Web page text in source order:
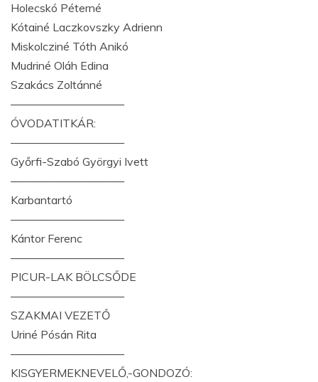
Holecskó Péterné
Kótainé Laczkovszky Adrienn
Miskolcziné Tóth Anikó
Mudriné Oláh Edina
Szakács Zoltánné
——————————
ÓVODATITKÁR:
——————————
Győrfi-Szabó Györgyi Ivett
——————————
Karbantartó
——————————
Kántor Ferenc
——————————
PICUR-LAK BÖLCSŐDE
——————————
SZAKMAI VEZETŐ
Uriné Pósán Rita
——————————
KISGYERMEKNEVELŐ,-GONDOZÓ: